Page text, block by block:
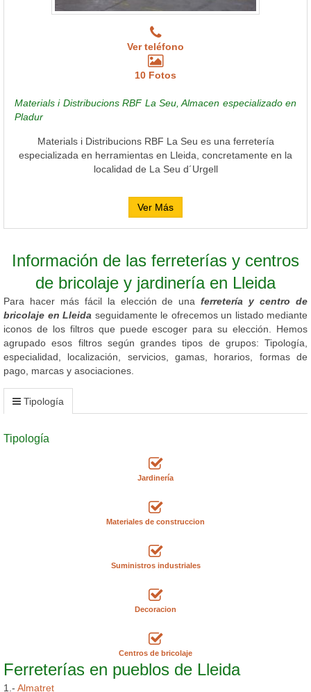
Ver teléfono
10 Fotos
Materials i Distribucions RBF La Seu, Almacen especializado en
Pladur
Materials i Distribucions RBF La Seu es una ferretería
especializada en herramientas en Lleida, concretamente en la
localidad de La Seu d´Urgell
Ver Más
Información de las ferreterías y centros
de bricolaje y jardinería en Lleida
Para hacer más fácil la elección de unaferretería y centro de
bricolaje en Lleida seguidamente le ofrecemos un listado mediante
iconos de los filtros que puede escoger para su elección. Hemos
agrupado esos filtros según grandes tipos de grupos: Tipología,
especialidad, localización, servicios, gamas, horarios, formas de
pago, marcas y asociaciones.
Tipología
Tipología
Jardinería
Materiales de construccion
Suministros industriales
Decoracion
Centros de bricolaje
Ferreterías en pueblos de Lleida
1.- Almatret